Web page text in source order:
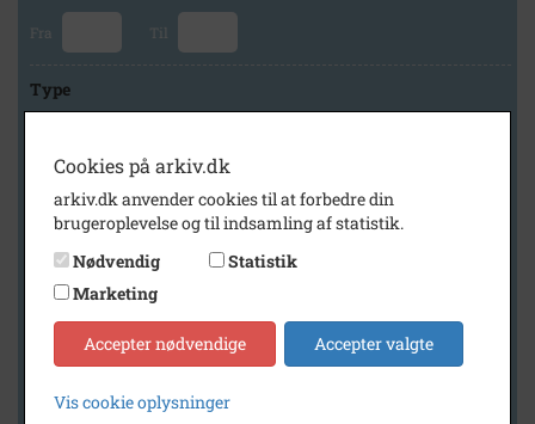
Fra Til
Type
Arkiv
Stevns Lokalhistoriske Arkiv
Generelt
Cookies på arkiv.dk
arkiv.dk anvender cookies til at forbedre din
brugeroplevelse og til indsamling af statistik.
Nødvendig
Statistik
Marketing
Accepter nødvendige Accepter valgte
Vis cookie oplysninger